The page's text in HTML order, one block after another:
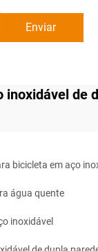
Enviar
inoxidável de
bicicleta em aço
água quente
inoxidável